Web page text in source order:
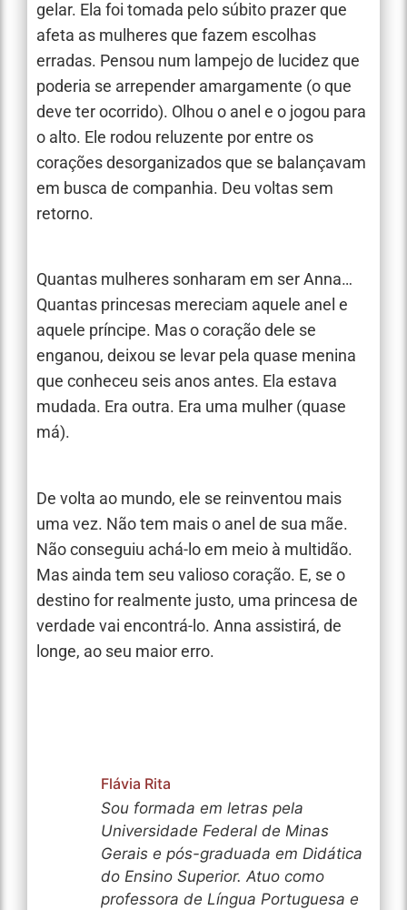
gelar. Ela foi tomada pelo súbito prazer que
afeta as mulheres que fazem escolhas
erradas. Pensou num lampejo de lucidez que
poderia se arrepender amargamente (o que
deve ter ocorrido). Olhou o anel e o jogou para
o alto. Ele rodou reluzente por entre os
corações desorganizados que se balançavam
em busca de companhia. Deu voltas sem
retorno.
Quantas mulheres sonharam em ser Anna…
Quantas princesas mereciam aquele anel e
aquele príncipe. Mas o coração dele se
enganou, deixou se levar pela quase menina
que conheceu seis anos antes. Ela estava
mudada. Era outra. Era uma mulher (quase
má).
De volta ao mundo, ele se reinventou mais
uma vez. Não tem mais o anel de sua mãe.
Não conseguiu achá-lo em meio à multidão.
Mas ainda tem seu valioso coração. E, se o
destino for realmente justo, uma princesa de
verdade vai encontrá-lo. Anna assistirá, de
longe, ao seu maior erro.
Flávia Rita
Sou formada em letras pela
Universidade Federal de Minas
Gerais e pós-graduada em Didática
do Ensino Superior. Atuo como
professora de Língua Portuguesa e